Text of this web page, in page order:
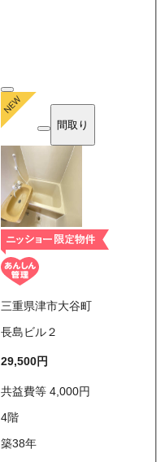
間取り
三重県津市大谷町
長島ビル２
29,500円
共益費等4,000円
4階
築38年